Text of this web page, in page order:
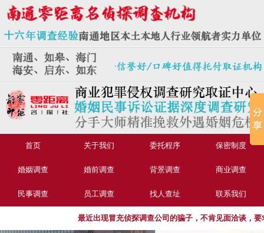
首页 关于我们 委托程序 保密制度
婚姻调查 婚前调查 背景调查 商业调查
民事调查 员工调查 找人查址 联系我们
最近出现冒充侦探调查公司的骗子，不肯见面洽谈，要求